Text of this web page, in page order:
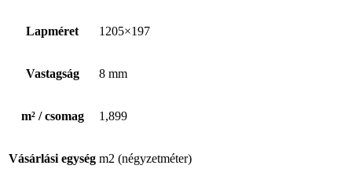
Lapméret 1205×197
Vastagság 8 mm
m² / csomag 1,899
Vásárlási egység m2 (négyzetméter)